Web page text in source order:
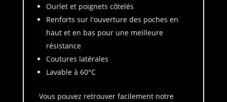
Ourlet et poignets côtelés
Renforts sur l'ouverture des poches en
haut et en bas pour une meilleure
résistance
Coutures latérales
Lavable à 60°C
Vous pouvez retrouver facilement notre